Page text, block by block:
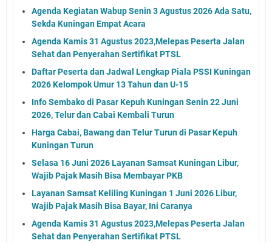
Agenda Kegiatan Wabup Senin 3 Agustus 2026 Ada Satu,
Sekda Kuningan Empat Acara
Agenda Kamis 31 Agustus 2023,Melepas Peserta Jalan
Sehat dan Penyerahan Sertifikat PTSL
Daftar Peserta dan Jadwal Lengkap Piala PSSI Kuningan
2026 Kelompok Umur 13 Tahun dan U-15
Info Sembako di Pasar Kepuh Kuningan Senin 22 Juni
2026, Telur dan Cabai Kembali Turun
Harga Cabai, Bawang dan Telur Turun di Pasar Kepuh
Kuningan Turun
Selasa 16 Juni 2026 Layanan Samsat Kuningan Libur,
Wajib Pajak Masih Bisa Membayar PKB
Layanan Samsat Keliling Kuningan 1 Juni 2026 Libur,
Wajib Pajak Masih Bisa Bayar, Ini Caranya
Agenda Kamis 31 Agustus 2023,Melepas Peserta Jalan
Sehat dan Penyerahan Sertifikat PTSL